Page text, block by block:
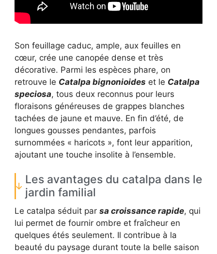
Son feuillage caduc, ample, aux feuilles en
cœur, crée une canopée dense et très
décorative. Parmi les espèces phare, on
retrouve le Catalpa bignonioides et le Catalpa
speciosa, tous deux reconnus pour leurs
floraisons généreuses de grappes blanches
tachées de jaune et mauve. En fin d’été, de
longues gousses pendantes, parfois
surnommées « haricots », font leur apparition,
ajoutant une touche insolite à l’ensemble.
Les avantages du catalpa dans le
jardin familial
Le catalpa séduit par sa croissance rapide, qui
lui permet de fournir ombre et fraîcheur en
quelques étés seulement. Il contribue à la
beauté du paysage durant toute la belle saison